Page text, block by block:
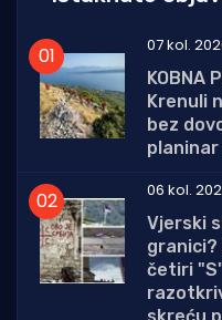
07 kol.
KOBNA
Krenuli
bez
06 kol.
Vjerski
granici?
četiri
skreću